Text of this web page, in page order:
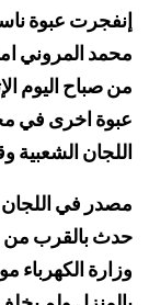
إنفجرت عبوة
محمد المروني
من صباح اليوم
عبوة اخرى في
اللجان الشعبية
مصدر في اللجان
حدث بالقرب من
وزارة الكهرباء